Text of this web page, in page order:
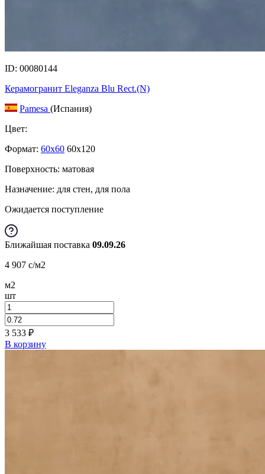
ID: 00080144
Керамогранит Eleganza Blu Rect.(N)
Pamesa (Испания)
Цвет:
Формат: 60x60 60x120
Поверхность: матовая
Назначение: для стен, для пола
Ожидается поступление
Ближайшая поставка 09.09.26
4 907 c/м2
м2
шт
3 533 ₽
В корзину